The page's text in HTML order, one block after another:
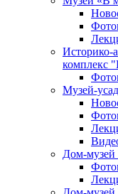
Историко-
комплекс
Музей-
Дом-